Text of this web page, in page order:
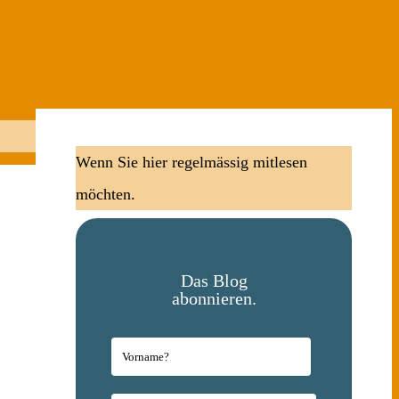
Wenn Sie hier regelmässig mitlesen
möchten.
Das Blog
abonnieren.